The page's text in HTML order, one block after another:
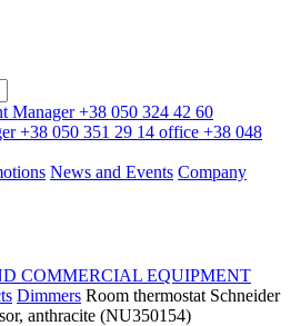
Manager+38 050 324 42 60
+38 050 351 29 14 office +38 048
News and Events Company
COMMERCIAL EQUIPMENT
Dimmers Room thermostat Schneider
anthracite (NU350154)